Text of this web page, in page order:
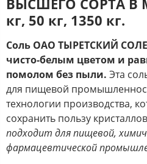
ВЫСШЕГО СОРТА В
кг, 50 кг, 1350 кг.
Соль ОАО ТЫРЕТСКИЙ
чисто-белым цветом и
помолом без пыли. Эта
для пищевой
технологии производства,
сохранить пользу
подходит для пищевой,
фармацевтической